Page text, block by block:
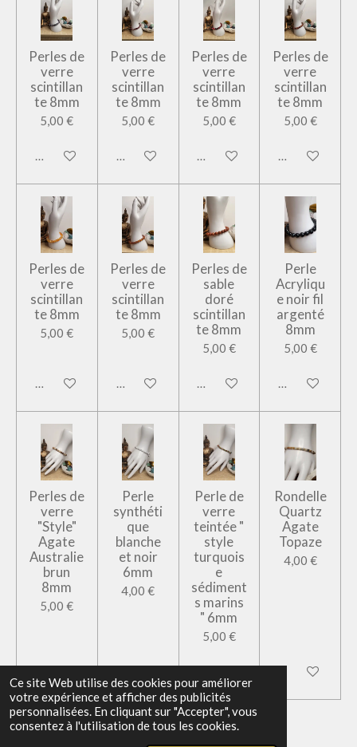
Ce site Web utilise des cookies pour améliorer
votre expérience et afficher des publicités
personnalisées. En cliquant sur "Accepter", vous
consentez à l'utilisation de tous les cookies.
Perles de
verre
scintillan
te 8mm
5,00 €
Ajouter au panier
Perles de
verre
scintillan
te 8mm
5,00 €
Ajouter au panier
Perles de
verre
scintillan
te 8mm
5,00 €
Ajouter au panier
Perles de
verre
scintillan
te 8mm
5,00 €
Ajouter au
Perles de
verre
scintillan
te 8mm
5,00 €
Ajouter au panier
Perles de
verre
scintillan
te 8mm
5,00 €
Ajouter au panier
Perles de
sable
doré
scintillan
te 8mm
5,00 €
Ajouter au panier
Perle
Acryliqu
e noir fil
argenté
8mm
5,00 €
Ajouter au
Perles de
verre
"Style"
Agate
Australie
brun
8mm
5,00 €
Perle
synthéti
que
blanche
et noir
6mm
4,00 €
Perle de
verre
teintée "
style
turquois
e
sédiment
s marins
" 6mm
5,00 €
Rondelle
Quartz
Agate
Topaze
4,00 €
Ajouter au
© 2024 - 2026 Atelier Perla Luna